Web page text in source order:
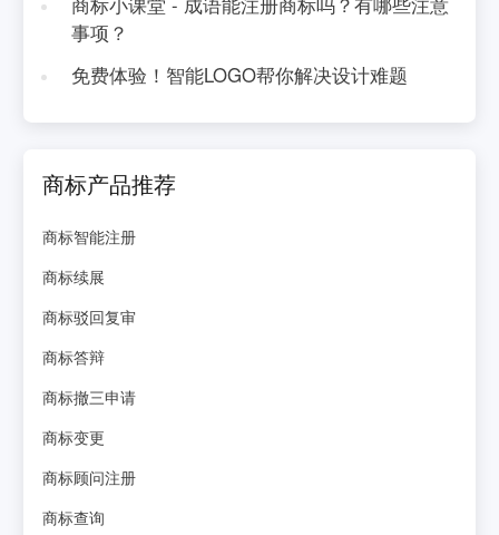
事项？
免费体验！智能LOGO帮你解决设计难题
商标产品推荐
商标智能注册
商标续展
商标驳回复审
商标答辩
商标撤三申请
商标变更
商标顾问注册
商标查询